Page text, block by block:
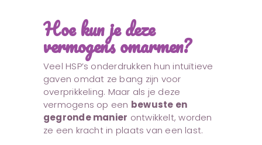
Hoe kun je deze
vermogens omarmen?
Veel HSP’s onderdrukken hun intuïtieve
gaven omdat ze bang zijn voor
overprikkeling. Maar als je deze
vermogens op een bewuste en
gegronde manier ontwikkelt, worden
ze een kracht in plaats van een last.